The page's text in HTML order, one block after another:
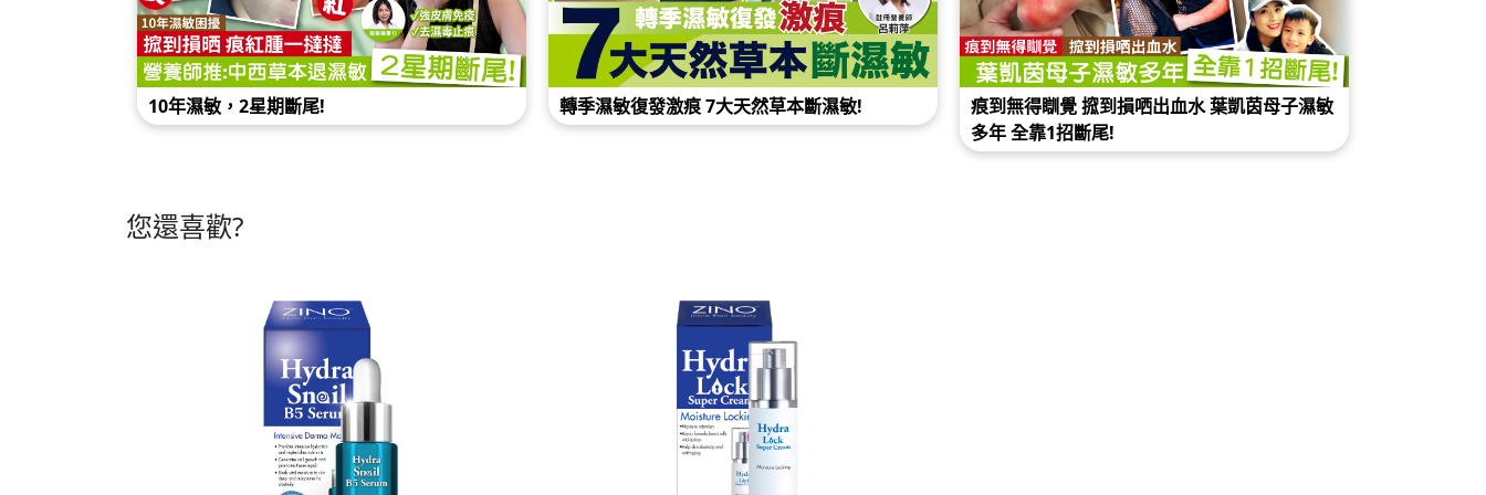
10年濕敏，2星期斷尾! 轉季濕敏復發激痕 7大天然草本斷濕敏!
痕到無得瞓覺 搲到損哂出血水 葉凱茵母子濕敏
多年 全靠1招斷尾!
被濕敏症困擾了十年的慘痛
您還喜歡?